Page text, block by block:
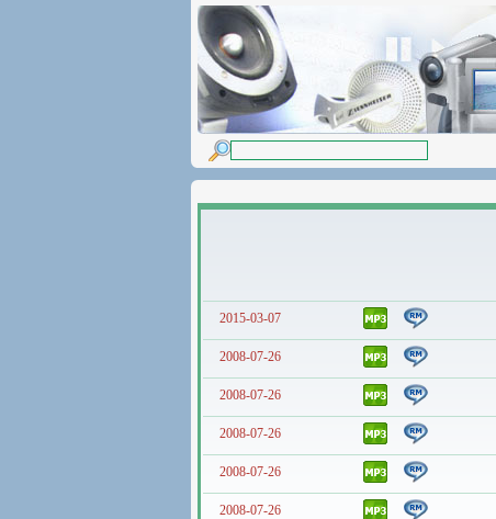
2015-03-07
2008-07-26
2008-07-26
2008-07-26
2008-07-26
2008-07-26